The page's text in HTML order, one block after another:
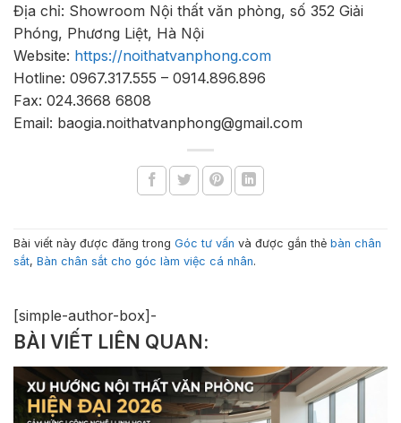
Địa chỉ: Showroom Nội thất văn phòng, số 352 Giải
Phóng, Phương Liệt, Hà Nội
Website: https://noithatvanphong.com
Hotline: 0967.317.555 – 0914.896.896
Fax: 024.3668 6808
Email: baogia.noithatvanphong@gmail.com
Bài viết này được đăng trong Góc tư vấn và được gắn thẻ bàn chân
sắt, Bàn chân sắt cho góc làm việc cá nhân.
[simple-author-box]-
BÀI VIẾT LIÊN QUAN: